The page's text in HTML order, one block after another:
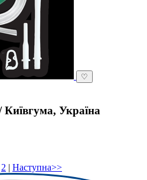
♡
Україна
2 | Наступна>>